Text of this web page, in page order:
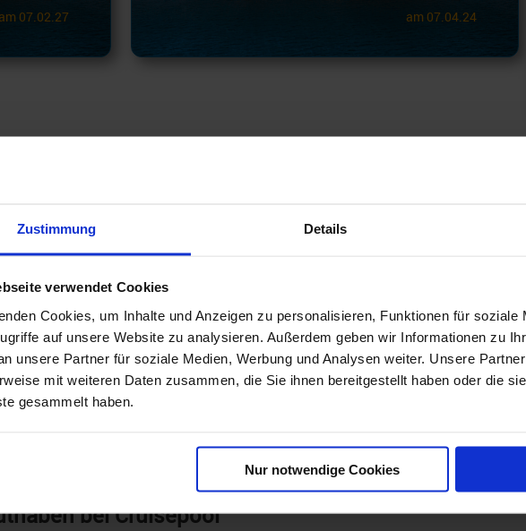
Zustimmung Details
verwendet Cookies
Cookies, um Inhalte und Anzeigen zu personalisieren, Funktionen für soziale
auf unsere Website zu analysieren. Außerdem geben wir Informationen zu
unsere Partner für soziale Medien, Werbung und Analysen weiter. Unsere
mit weiteren Daten zusammen, die Sie ihnen bereitgestellt haben oder die
gesammelt haben.
Nur notwendige Cookies
am 07.02.27 am 07.04.24
bei Cruisepool